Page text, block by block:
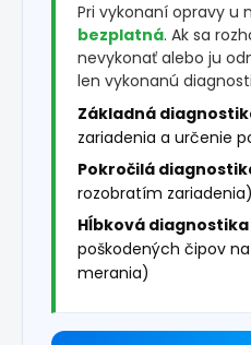
Pri vykonaní opravy u
bezplatná. Ak sa
nevykonať alebo ju
len vykonanú
Základná
zariadenia a určenie
Pokročilá
rozobratím zariadenia)
Hĺbková diagnostika
poškodených čipov
merania)